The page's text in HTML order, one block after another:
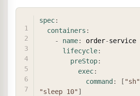
spec:
containers :
-
name: order-service
lifecycle:
preStop:
exec:
command : [ "sh"
"sleep 10"]